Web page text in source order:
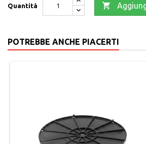
Quantità 
POTREBBE ANCHE PIACERTI